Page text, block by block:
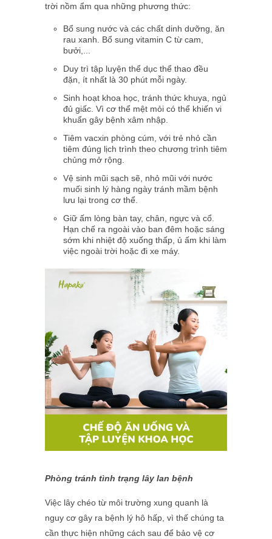
trời nồm ẩm qua những phương thức:
Bổ sung nước và các chất dinh dưỡng, ăn
rau xanh. Bổ sung vitamin C từ cam,
bưởi,...
Duy trì tập luyện thể dục thể thao đều
đặn, ít nhất là 30 phút mỗi ngày.
Sinh hoạt khoa học, tránh thức khuya, ngủ
đủ giấc. Vì cơ thể mệt mỏi có thể khiến vi
khuẩn gây bệnh xâm nhập.
Tiêm vacxin phòng cúm, với trẻ nhỏ cần
tiêm đúng lịch trình theo chương trình tiêm
chủng mở rộng.
Vệ sinh mũi sạch sẽ, nhỏ mũi với nước
muối sinh lý hàng ngày tránh mầm bệnh
lưu lại trong cơ thể.
Giữ ấm lòng bàn tay, chân, ngực và cổ.
Hạn chế ra ngoài vào ban đêm hoặc sáng
sớm khi nhiệt độ xuống thấp, ủ ấm khi làm
việc ngoài trời hoặc đi xe máy.
Phòng tránh tình trạng lây lan bệnh
Việc lây chéo từ môi trường xung quanh là
nguy cơ gây ra bệnh lý hô hấp, vì thế chúng ta
cần thực hiện những cách sau để bảo vệ cơ